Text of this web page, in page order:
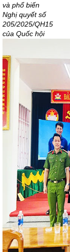
và phổ biến
Nghị quyết số
205/2025/QH15
của Quốc hội